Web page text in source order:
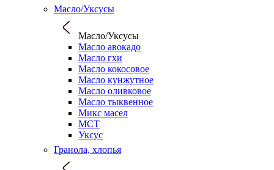
Масло/Уксусы
Масло/Уксусы
Масло авокадо
Масло гхи
Масло кокосовое
Масло кунжутное
Масло оливковое
Масло тыквенное
Микс масел
МСТ
Уксус
Гранола, хлопья